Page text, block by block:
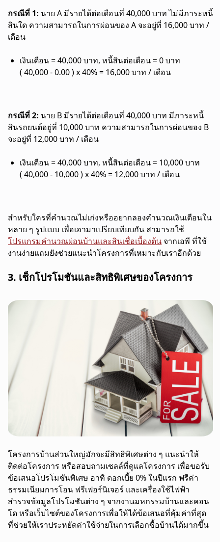
กรณีที่ 1: นาย A มีรายได้ต่อเดือนที่ 40,000 บาท ไม่มีภาระหนี้
สินใด ความสามารถในการผ่อนของ A จะอยู่ที่ 16,000 บาท /
เดือน
เงินเดือน = 40,000 บาท, หนี้สินต่อเดือน = 0 บาท
( 40,000 - 0.00 ) x 40% = 16,000 บาท / เดือน
กรณีที่ 2: นาย B มีรายได้ต่อเดือนที่ 40,000 บาท มีภาระหนี้
สินรถยนต์อยู่ที่ 10,000 บาท ความสามารถในการผ่อนของ B
จะอยู่ที่ 12,000 บาท / เดือน
เงินเดือน = 40,000 บาท, หนี้สินต่อเดือน = 10,000 บาท
( 40,000 - 10,000 ) x 40% = 12,000 บาท / เดือน
สำหรับใครที่คำนวณไม่เก่งหรืออยากลองคำนวณเงินเดือนใน
หลาย ๆ รูปแบบ เพื่อเอามาเปรียบเทียบกัน สามารถใช้
โปรแกรมคำนวณผ่อนบ้านและสินเชื่อเบื้องต้น จากเอพี ที่ใช้
งานง่ายแถมยังช่วยแนะนำโครงการที่เหมาะกับเราอีกด้วย
3. เช็กโปรโมชันและสิทธิพิเศษของโครงการ
โครงการบ้านส่วนใหญ่มักจะมีสิทธิพิเศษต่าง ๆ แนะนำให้
ติดต่อโครงการ หรือสอบถามเซลล์ที่ดูแลโครงการ เพื่อขอรับ
ข้อเสนอโปรโมชันพิเศษ อาทิ ดอกเบี้ย 0% ในปีแรก ฟรีค่า
ธรรมเนียมการโอน ฟรีเฟอร์นิเจอร์ และเครื่องใช้ไฟฟ้า
สำรวจข้อมูลโปรโมชันต่าง ๆ จากงานมหกรรมบ้านและคอน
โด หรือเว็บไซต์ของโครงการเพื่อให้ได้ข้อเสนอที่คุ้มค่าที่สุด
ที่ช่วยให้เราประหยัดค่าใช้จ่ายในการเลือกซื้อบ้านได้มากขึ้น